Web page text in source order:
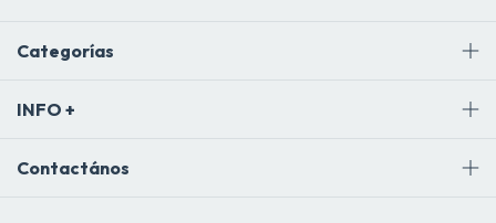
Categorías
INFO +
Contactános